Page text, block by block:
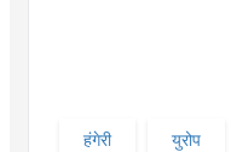
हंगेरी युरोप